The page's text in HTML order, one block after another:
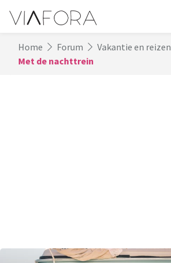
Home Forum
Vakantie en reizen
Met de nachttrein